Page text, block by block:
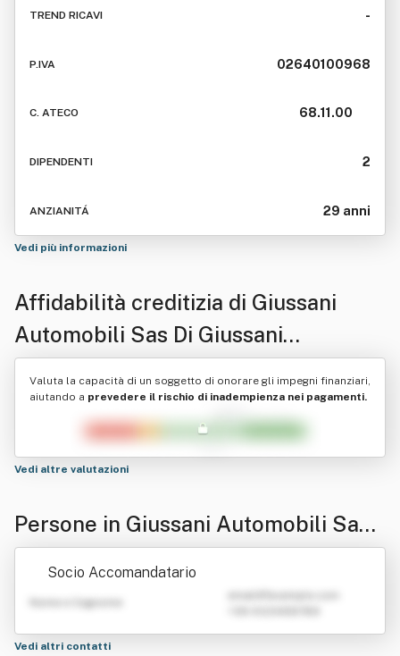
TREND RICAVI -
P.IVA 02640100968
C. ATECO 68.11.00
DIPENDENTI 2
ANZIANITÁ 29 anni
Vedi più informazioni
Affidabilità creditizia di Giussani
Automobili Sas Di Giussani
Giuseppina E C.
Valuta la capacità di un soggetto di onorare gli impegni finanziari,
aiutando a prevedere il rischio di inadempienza nei pagamenti.
Vedi altre valutazioni
Persone in Giussani Automobili Sas
Di Giussani Giuseppina E C.
Socio Accomandatario
Nome e Cognome
Vedi altri contatti